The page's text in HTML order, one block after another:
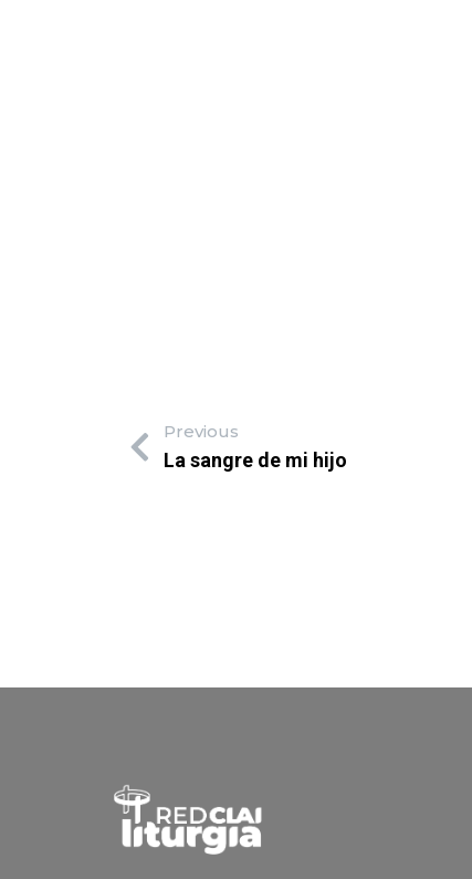
Previous
La sangre de mi hijo